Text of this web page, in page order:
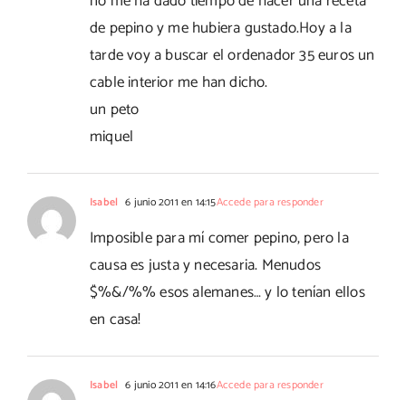
de pepino y me hubiera gustado.Hoy a la
tarde voy a buscar el ordenador 35 euros un
cable interior me han dicho.
un peto
miquel
Isabel 6 junio 2011 en 14:15Accede para responder
Imposible para mí comer pepino, pero la
causa es justa y necesaria. Menudos
$%&/%% esos alemanes… y lo tenían ellos
en casa!
Isabel 6 junio 2011 en 14:16Accede para responder